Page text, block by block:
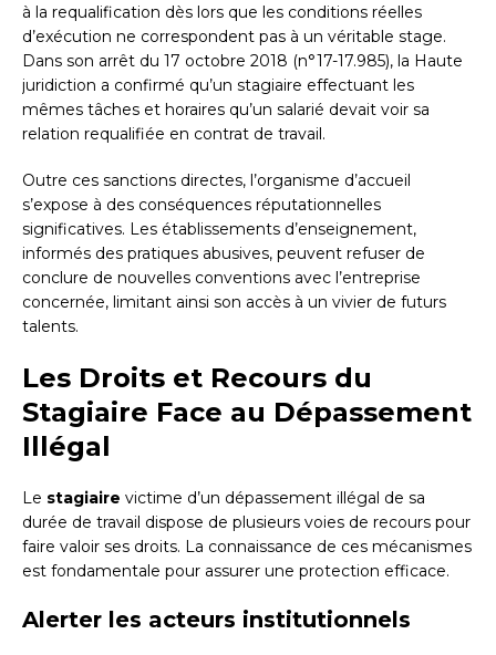
à la requalification dès lors que les conditions réelles
d’exécution ne correspondent pas à un véritable stage.
Dans son arrêt du 17 octobre 2018 (n°17-17.985), la Haute
juridiction a confirmé qu’un stagiaire effectuant les
mêmes tâches et horaires qu’un salarié devait voir sa
relation requalifiée en contrat de travail.
Outre ces sanctions directes, l’organisme d’accueil
s’expose à des conséquences réputationnelles
significatives. Les établissements d’enseignement,
informés des pratiques abusives, peuvent refuser de
conclure de nouvelles conventions avec l’entreprise
concernée, limitant ainsi son accès à un vivier de futurs
talents.
Les Droits et Recours du
Stagiaire Face au Dépassement
Illégal
Le stagiaire victime d’un dépassement illégal de sa
durée de travail dispose de plusieurs voies de recours pour
faire valoir ses droits. La connaissance de ces mécanismes
est fondamentale pour assurer une protection efficace.
Alerter les acteurs institutionnels